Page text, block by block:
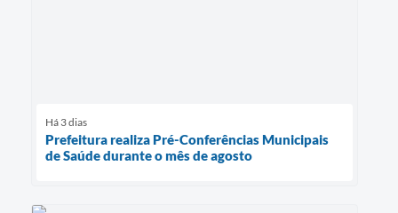
Há 3 dias
Prefeitura realiza Pré-Conferências Municipais
de Saúde durante o mês de agosto